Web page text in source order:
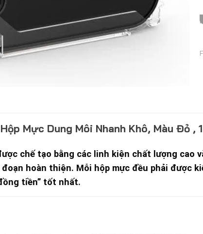
Mực Dung Môi Nhanh Khô, Màu Đỏ ,
chế tạo bằng các linh kiện chất lượng
hoàn thiện. Mỗi hộp mực đều phải được
tiền” tốt nhất.